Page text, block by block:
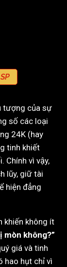
tượng của sự
số các loại
24K (hay
tinh khiết
Chính vì vậy,
lũy, giữ tài
hiện đẳng
khiến không ít
mòn không?”
giá và tinh
hao hụt chỉ vì